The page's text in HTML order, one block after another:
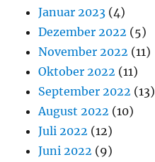
Januar 2023 (4)
Dezember 2022 (5)
November 2022 (11)
Oktober 2022 (11)
September 2022 (13)
August 2022 (10)
Juli 2022 (12)
Juni 2022 (9)